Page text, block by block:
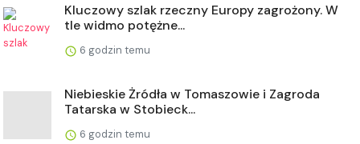
Kluczowy szlak rzeczny Europy zagrożony. W
tle widmo potężne...
6 godzin temu
Niebieskie Żródła w Tomaszowie i Zagroda
Tatarska w Stobieck...
6 godzin temu